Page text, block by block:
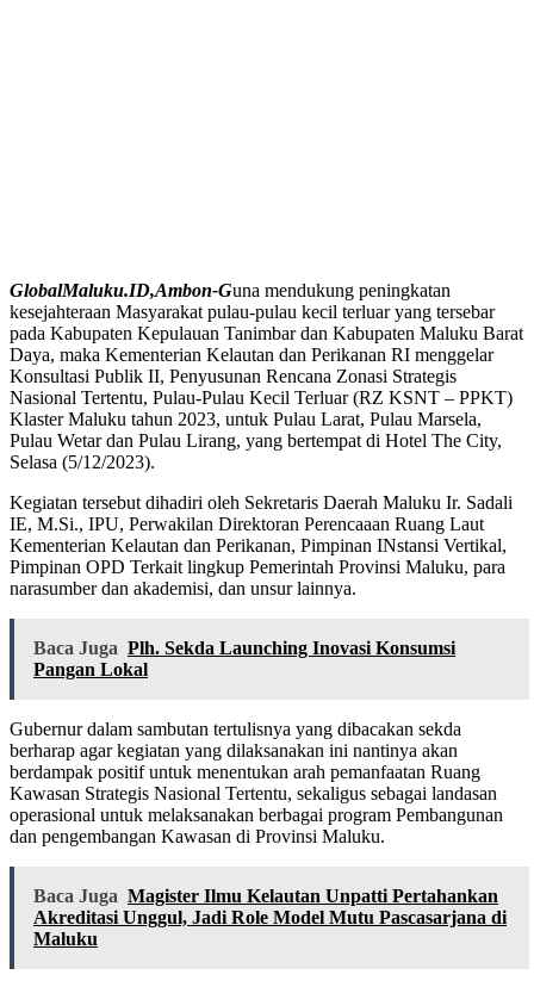
GlobalMaluku.ID,Ambon-Guna mendukung peningkatan
kesejahteraan Masyarakat pulau-pulau kecil terluar yang tersebar
pada Kabupaten Kepulauan Tanimbar dan Kabupaten Maluku Barat
Daya, maka Kementerian Kelautan dan Perikanan RI menggelar
Konsultasi Publik II, Penyusunan Rencana Zonasi Strategis
Nasional Tertentu, Pulau-Pulau Kecil Terluar (RZ KSNT – PPKT)
Klaster Maluku tahun 2023, untuk Pulau Larat, Pulau Marsela,
Pulau Wetar dan Pulau Lirang, yang bertempat di Hotel The City,
Selasa (5/12/2023).
Kegiatan tersebut dihadiri oleh Sekretaris Daerah Maluku Ir. Sadali
IE, M.Si., IPU, Perwakilan Direktoran Perencaaan Ruang Laut
Kementerian Kelautan dan Perikanan, Pimpinan INstansi Vertikal,
Pimpinan OPD Terkait lingkup Pemerintah Provinsi Maluku, para
narasumber dan akademisi, dan unsur lainnya.
Baca Juga Plh. Sekda Launching Inovasi Konsumsi
Pangan Lokal
Gubernur dalam sambutan tertulisnya yang dibacakan sekda
berharap agar kegiatan yang dilaksanakan ini nantinya akan
berdampak positif untuk menentukan arah pemanfaatan Ruang
Kawasan Strategis Nasional Tertentu, sekaligus sebagai landasan
operasional untuk melaksanakan berbagai program Pembangunan
dan pengembangan Kawasan di Provinsi Maluku.
Baca Juga Magister Ilmu Kelautan Unpatti Pertahankan
Akreditasi Unggul, Jadi Role Model Mutu Pascasarjana di
Maluku